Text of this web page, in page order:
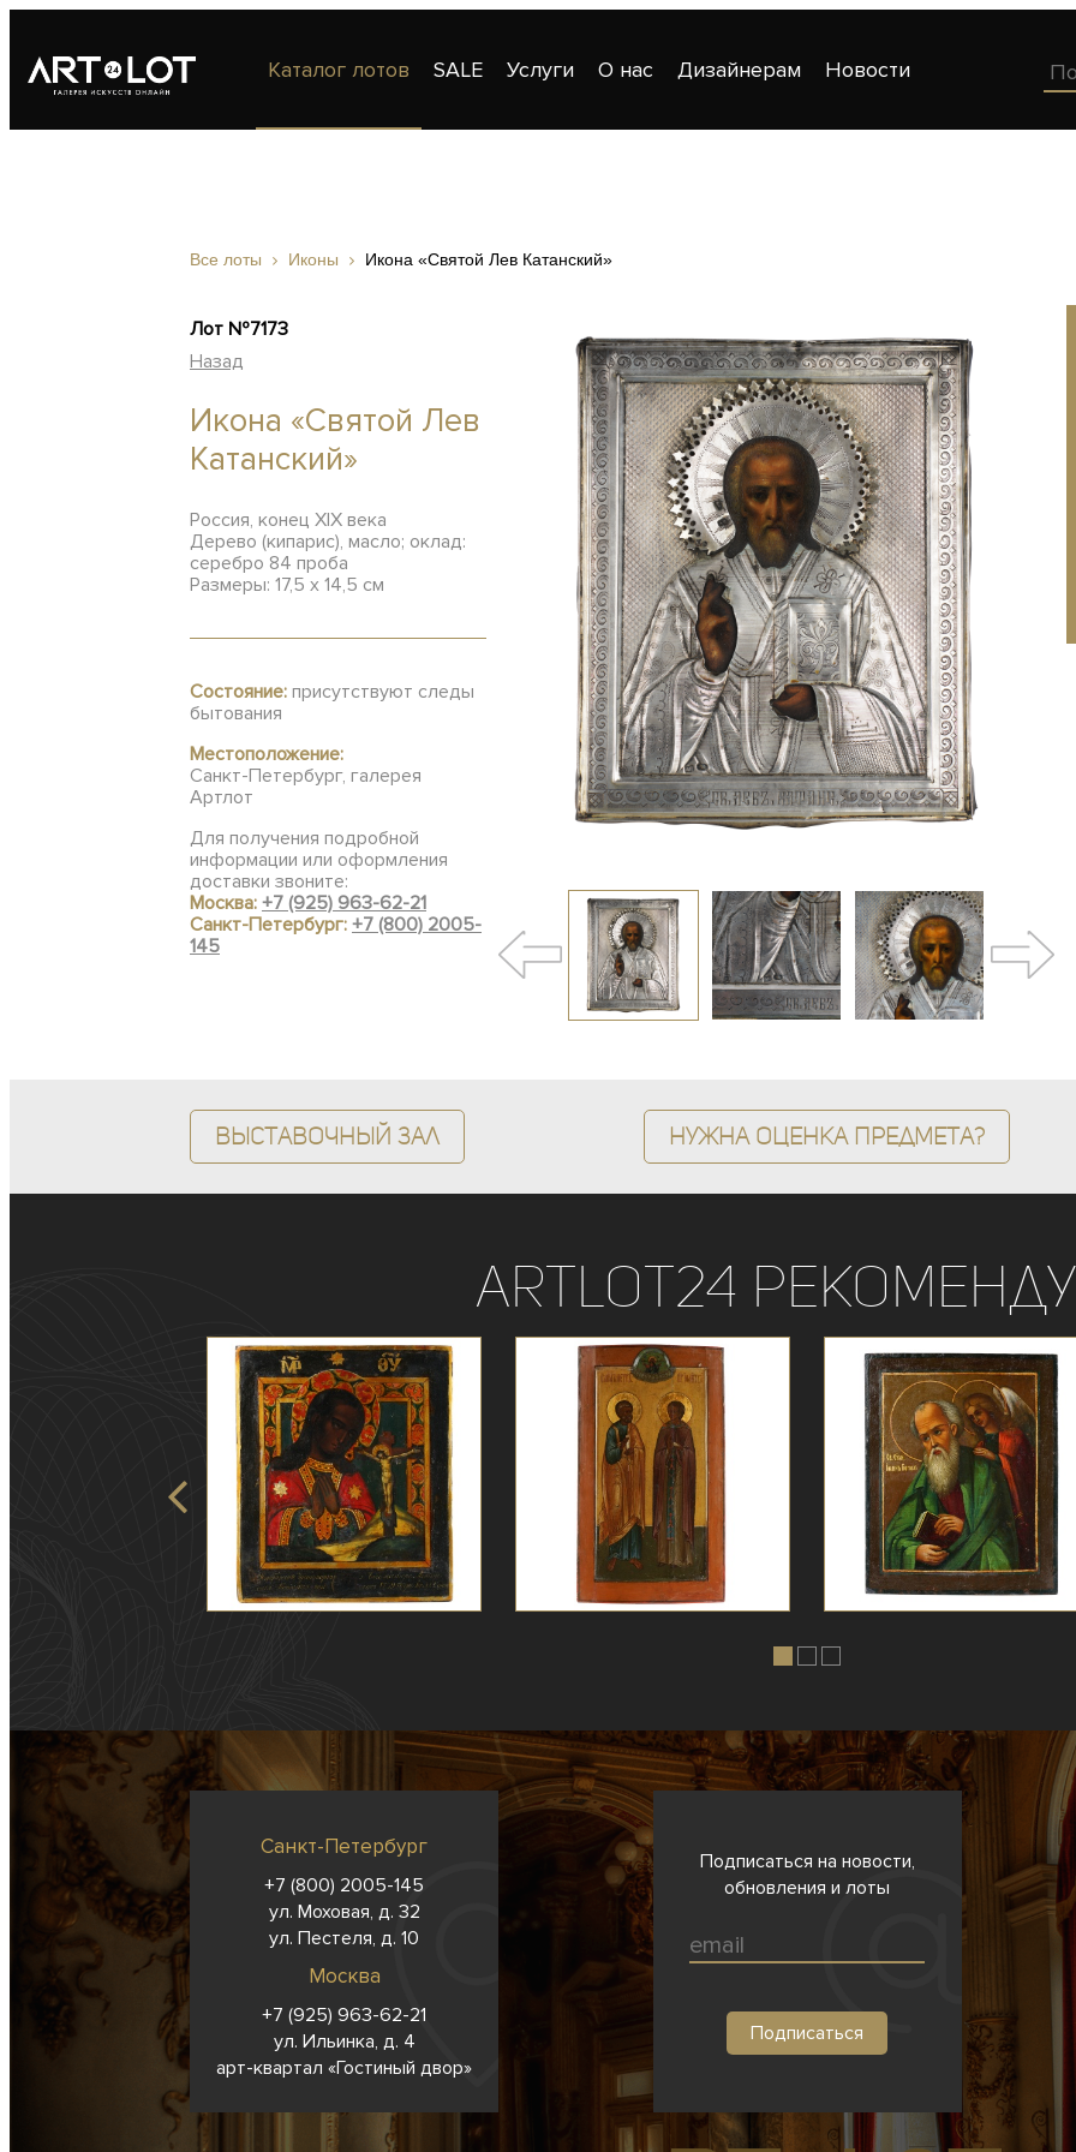
Каталог лотов SALE Услуги О нас Дизайнерам Новости
Все лоты Иконы Икона «Святой Лев Катанский»
Лот №7173
Назад
Икона «Святой Лев
Катанский»
Россия, конец XIX века
Дерево (кипарис), масло; оклад:
серебро 84 проба
Размеры: 17,5 х 14,5 см
Состояние: присутствуют следы
бытования
Местоположение:
Санкт-Петербург, галерея
Артлот
Для получения подробной
информации или оформления
доставки звоните:
Москва: +7 (925) 963-62-21
Санкт-Петербург: +7 (800) 2005-
145
Выставочный зал Нужна оценка предмета?
ArtLot24
Санкт-Петербург
+7 (800) 2005-145
ул. Моховая, д. 32
ул. Пестеля, д. 10
Москва
+7 (925) 963-62-21
ул. Ильинка, д. 4
арт-квартал «Гостиный двор»
Подписаться на новости,
обновления и лоты